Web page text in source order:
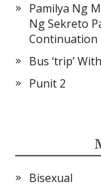
Pamilya Ng
Ng Sekreto
Continuation
Bus ‘trip’
Punit 2
Bisexual